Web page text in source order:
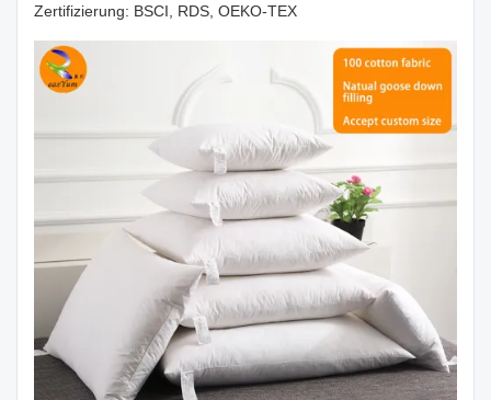
Zertifizierung: BSCI, RDS, OEKO-TEX